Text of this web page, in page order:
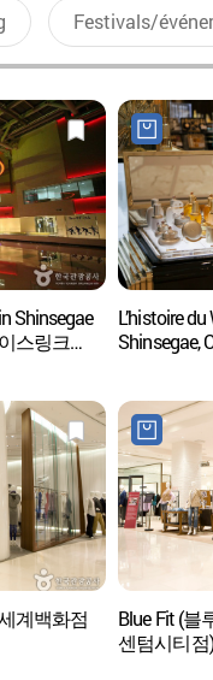
Festivals/
Shinsegae
스링크
L’histoire
Shinsegae,
계백화점
Blue Fit (블
센텀시티점)